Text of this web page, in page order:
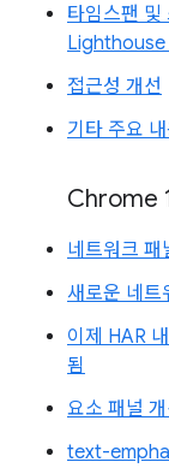
타임스팬 및
Lighthouse
접근성 개선
기타 주요
Chrome
네트워크 패
새로운 네트
이제 HAR
됨
요소 패널
text-